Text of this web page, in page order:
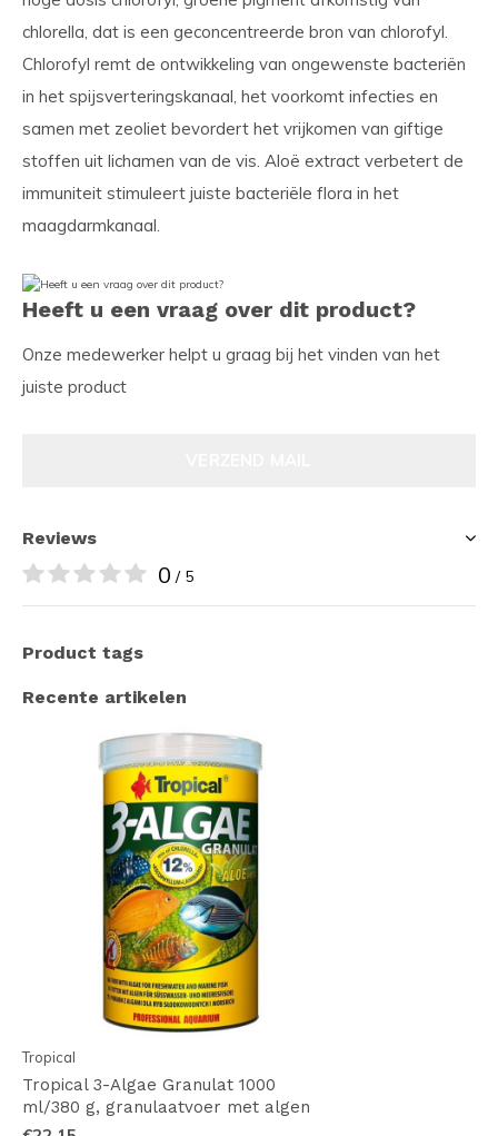
chlorella, dat is een geconcentreerde bron van chlorofyl.
Chlorofyl remt de ontwikkeling van ongewenste bacteriën
in het spijsverteringskanaal, het voorkomt infecties en
samen met zeoliet bevordert het vrijkomen van giftige
stoffen uit lichamen van de vis. Aloë extract verbetert de
immuniteit stimuleert juiste bacteriële flora in het
maagdarmkanaal.
Heeft u een vraag over dit product?
Onze medewerker helpt u graag bij het vinden van het
juiste product
Reviews
0 / 5
Product tags
Recente artikelen
Tropical
Tropical 3-Algae Granulat 1000
ml/380 g, granulaatvoer met algen